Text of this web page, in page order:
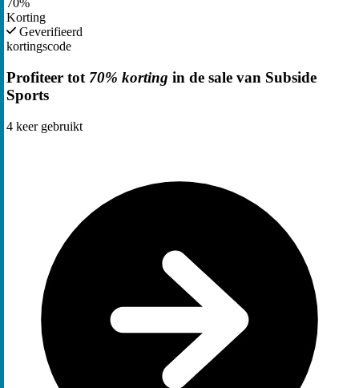
70%
Korting
Geverifieerd
kortingscode
Profiteer tot 70% korting in de sale van Subside
Sports
4 keer gebruikt